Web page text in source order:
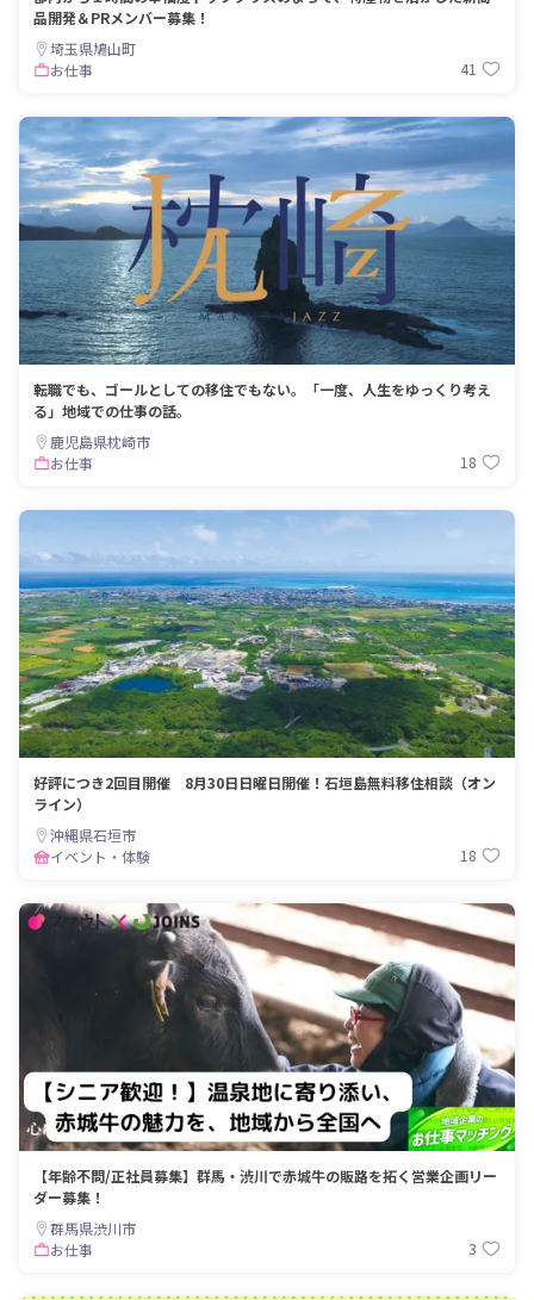
品開発＆PRメンバー募集！
埼玉県鳩山町
お仕事
41
転職でも、ゴールとしての移住でもない。「一度、人生をゆっくり考え
る」地域での仕事の話。
鹿児島県枕崎市
お仕事
18
好評につき2回目開催 8月30日日曜日開催！石垣島無料移住相談（オン
ライン）
沖縄県石垣市
イベント・体験
18
【年齢不問/正社員募集】群馬・渋川で赤城牛の販路を拓く営業企画リー
ダー募集！
群馬県渋川市
お仕事
3